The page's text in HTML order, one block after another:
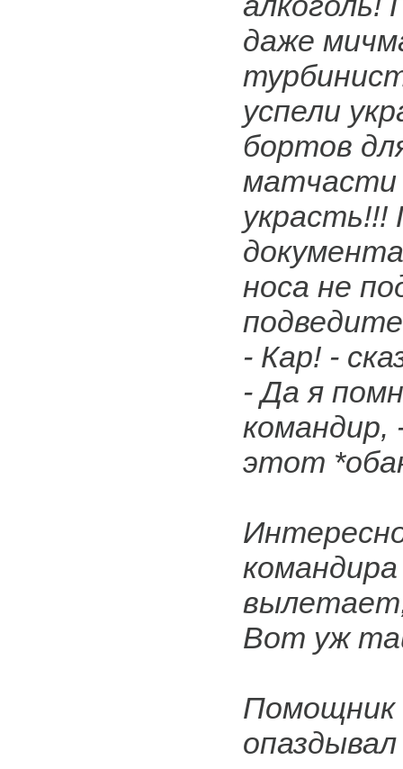
даже
успели
бортов
матчасти
носа не
- Кар! -
- Да я
командир,
этот
Вот уж
Помощник
опаздывал